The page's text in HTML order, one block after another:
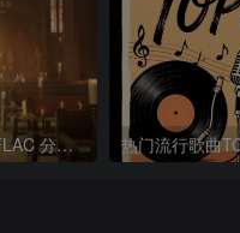
太阳之子 – 周杰伦 [FLAC 分轨 192Khz 24bit]